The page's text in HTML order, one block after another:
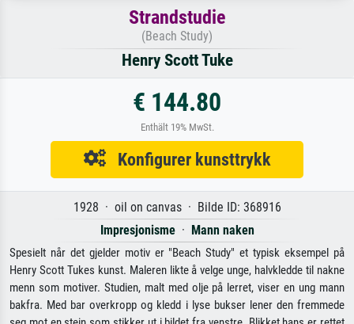
Strandstudie
(Beach Study)
Henry Scott Tuke
€ 144.80
Enthält 19% MwSt.
Konfigurer kunsttrykk
1928 · oil on canvas · Bilde ID: 368916
Impresjonisme· Mann naken
Spesielt når det gjelder motiv er "Beach Study" et typisk eksempel på
Henry Scott Tukes kunst. Maleren likte å velge unge, halvkledde til nakne
menn som motiver. Studien, malt med olje på lerret, viser en ung mann
bakfra. Med bar overkropp og kledd i lyse bukser lener den fremmede